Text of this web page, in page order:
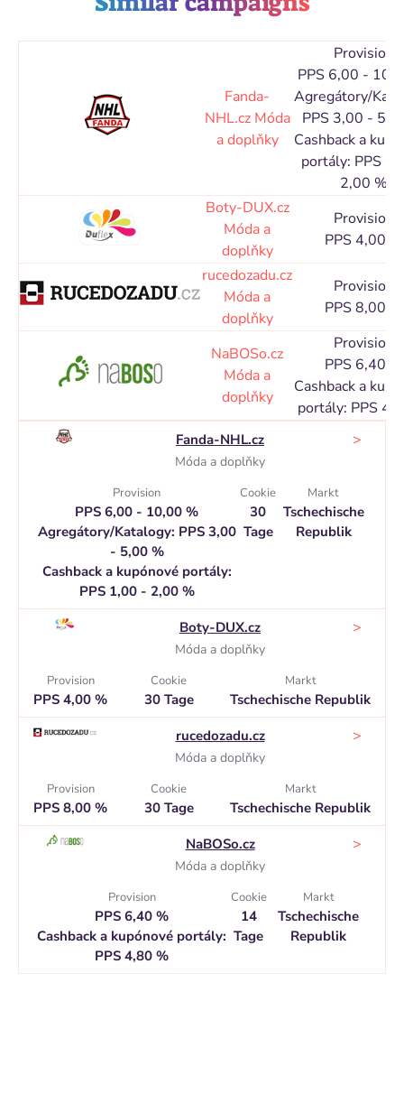
Fanda-
NHL.cz Móda
a doplňky
Provision
PPS 6,00 -
Agregátory/
PPS 3,00 -
Cashback a
portály: PPS
2,00 %
Boty-DUX.cz
Móda a
doplňky
Provision
PPS 4,00 %
rucedozadu.cz
Móda a
doplňky
Provision
PPS 8,00 %
NaBOSo.cz
Móda a
doplňky
Provision
PPS 6,40 %
Cashback a
portály: PPS
Fanda-NHL.cz
Móda a doplňky
>
Provision
PPS 6,00 - 10,00 %
Agregátory/Katalogy: PPS 3,00
- 5,00 %
Cashback a kupónové portály:
PPS 1,00 - 2,00 %
Cookie
30
Tage
Markt
Tschechische
Republik
Boty-DUX.cz
Móda a doplňky
>
Provision
PPS 4,00 %
Cookie
30 Tage
Markt
Tschechische Republik
rucedozadu.cz
Móda a doplňky
>
Provision
PPS 8,00 %
Cookie
30 Tage
Markt
Tschechische Republik
NaBOSo.cz
Móda a doplňky
>
Provision
PPS 6,40 %
Cashback a kupónové portály:
PPS 4,80 %
Cookie
14
Tage
Markt
Tschechische
Republik